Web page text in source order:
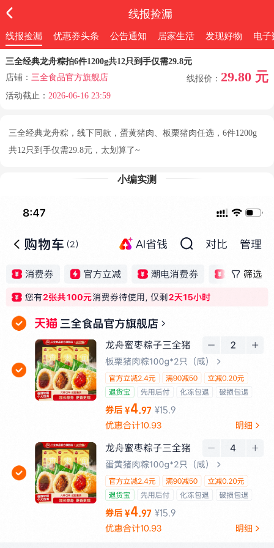
线报捡漏
线报捡漏 优惠券头条 公告通知 居家生活 发现好物 电子
三全经典龙舟粽拍6件1200g共12只到手仅需29.8元
店铺： 三全食品官方旗舰店 线报价： 29.80 元
活动截止： 2026-06-16 23:59
三全经典龙舟粽，线下同款，蛋黄猪肉、板栗猪肉任选，6件1200g
共12只到手仅需29.8元，太划算了~
小编实测